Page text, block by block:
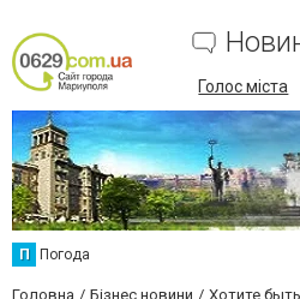
Голос міста
П Погода
Головна Бізнес новини Хотите